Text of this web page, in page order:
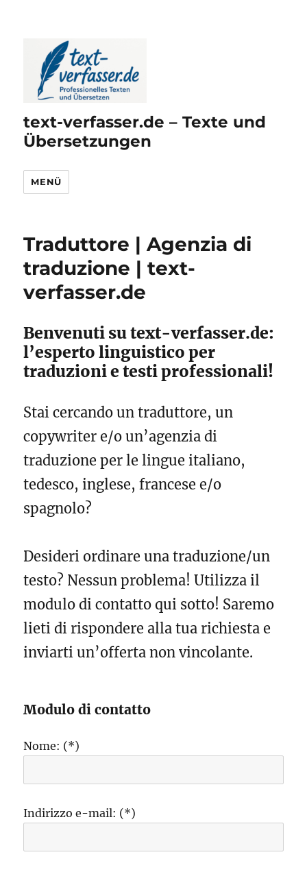
text-verfasser.de – Texte und
Übersetzungen
MENÜ
Traduttore | Agenzia di
traduzione | text-
verfasser.de
Benvenuti su text-verfasser.de:
l’esperto linguistico per
traduzioni e testi professionali!
Stai cercando un traduttore, un
copywriter e/o un’agenzia di
traduzione per le lingue italiano,
tedesco, inglese, francese e/o
spagnolo?
Desideri ordinare una traduzione/un
testo? Nessun problema! Utilizza il
modulo di contatto qui sotto! Saremo
lieti di rispondere alla tua richiesta e
inviarti un’offerta non vincolante.
Modulo di contatto
Nome: (*)
Indirizzo e-mail: (*)